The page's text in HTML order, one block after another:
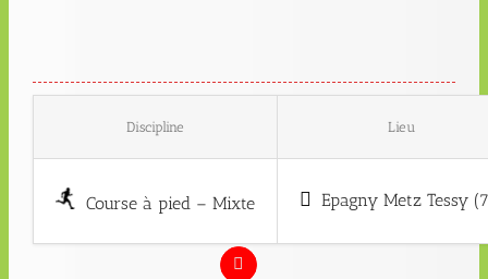
Discipline Lieu
Course à pied – Mixte Epagny Metz Tessy